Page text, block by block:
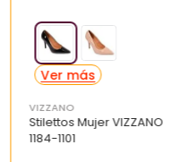
VIZZANO
Stilettos Mujer VIZZANO
1184-1101